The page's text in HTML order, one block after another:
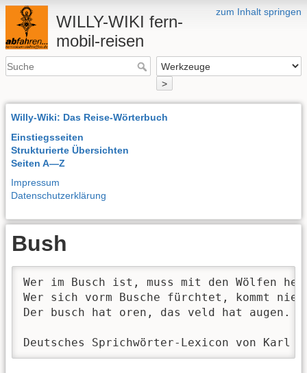
zum Inhalt springen
WILLY-WIKI fern-
mobil-reisen
>
Willy-Wiki: Das Reise-Wörterbuch
Einstiegsseiten
Strukturierte Übersichten
Seiten A—Z
Impressum
Datenschutzerklärung
Bush
Wer im Busch ist, muss mit den Wölfen
Wer sich vorm Busche fürchtet, kommt nie
Der busch hat oren, das veld hat
Deutsches Sprichwörter-Lexicon von Karl